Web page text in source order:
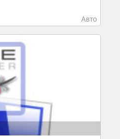
Авто